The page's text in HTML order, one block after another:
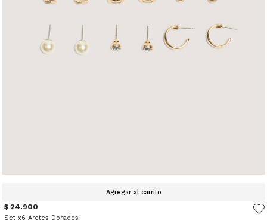
Agregar al carrito
$ 24.900
Set x6 Aretes Dorados